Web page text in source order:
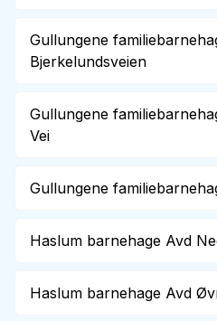
Gullungene
Bjerkelundsveien
Gullungene
Vei
Gullungene
Haslum barnehage Avd
Haslum barnehage Avd